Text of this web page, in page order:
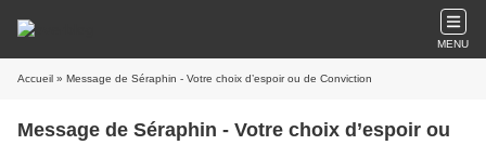
MENU
Accueil » Message de Séraphin - Votre choix d’espoir ou de Conviction
Message de Séraphin - Votre choix d’espoir ou